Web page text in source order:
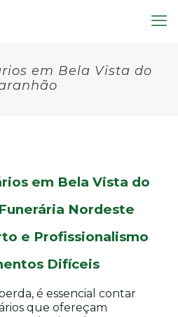
em Bela Vista do
em Bela Vista do
Nordeste
e Profissionalismo
Difíceis
é essencial contar
que ofereçam